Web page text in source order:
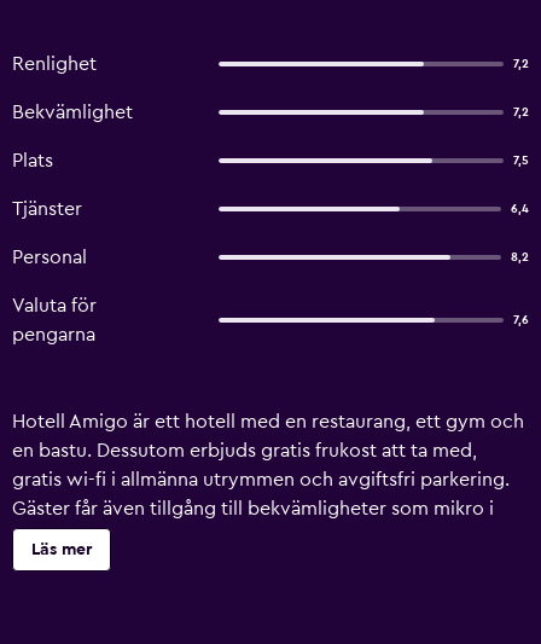
Renlighet 7,2
Bekvämlighet 7,2
Plats 7,5
Tjänster 6,4
Personal 8,2
Valuta för
pengarna
7,6
Hotell Amigo är ett hotell med en restaurang, ett gym och
en bastu. Dessutom erbjuds gratis frukost att ta med,
gratis wi-fi i allmänna utrymmen och avgiftsfri parkering.
Gäster får även tillgång till bekvämligheter som mikro i
allmänt utrymme, tvättmöjligheter och ett bibliotek.
Städning är tillgänglig på begäran. Hotell Amigo erbjuder
Läs mer